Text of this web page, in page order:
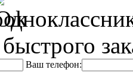
Ваш телефон: